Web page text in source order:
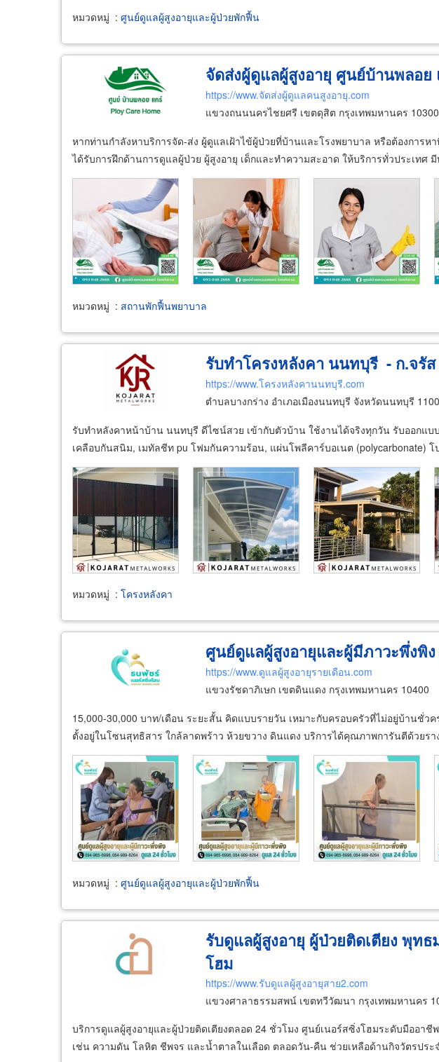
หมวดหมู่ : ศูนย์ดูแลผู้สูงอายุและผู้ป่วยพักฟื้น
จัดส่งผู้ดูแลผู้สูงอายุ ศูนย์บ้านพลอย
https://www.จัดส่งผู้ดูแลคนสูงอายุ.com
แขวงถนนนครไชยศรี เขตดุสิต กรุงเทพมหานคร 10300
หากท่านกำลังหาบริการจัด-ส่ง ผู้ดูแลเฝ้าไข้ผู้ป่วยที่บ้านและโรงพยาบาล หรือต้องการ
ได้รับการฝึกด้านการดูแลผู้ป่วย ผู้สูงอายุ เด็กและทำความสะอาด ให้บริการทั่วประเทศ
หมวดหมู่ : สถานพักฟื้นพยาบาล
รับทำโครงหลังคา นนทบุรี - ก.จรัส
https://www.โครงหลังคานนทบุรี.com
ตำบลบางกร่าง อำเภอเมืองนนทบุรี จังหวัดนนทบุรี
รับทำหลังคาหน้าบ้าน นนทบุรี ดีไซน์สวย เข้ากับตัวบ้าน ใช้งานได้จริงทุกวัน รับออกแ
เคลือบกันสนิม, เมทัลชีท pu โฟมกันความร้อน, แผ่นโพลีคาร์บอเนต (polycarbonate)
หมวดหมู่ : โครงหลังคา
ศูนย์ดูแลผู้สูงอายุและผู้มีภาวะพึ่งพิ
https://www.ดูแลผู้สูงอายุรายเดือน.com
แขวงรัชดาภิเษก เขตดินแดง กรุงเทพมหานคร 10400
15,000-30,000 บาท/เดือน ระยะสั้น คิดแบบรายวัน เหมาะกับครอบครัวที่ไม่อยู่บ้านชั่
ตั้งอยู่ในโซนสุทธิสาร ใกล้ลาดพร้าว ห้วยขวาง ดินแดง บริการได้คุณภาพการันตีด้วยรา
หมวดหมู่ : ศูนย์ดูแลผู้สูงอายุและผู้ป่วยพักฟื้น
รับดูแลผู้สูงอายุ ผู้ป่วยติดเตียง พุท
โฮม
https://www.รับดูแลผู้สูงอายุสาย2.com
แขวงศาลาธรรมสพน์ เขตทวีวัฒนา กรุงเทพมหานคร
บริการดูแลผู้สูงอายุและผู้ป่วยติดเตียงตลอด 24 ชั่วโมง ศูนย์เนอร์สซิ่งโฮมระดับมืออ
เช่น ความดัน โลหิต ชีพจร และน้ำตาลในเลือด ตลอดวัน-คืน ช่วยเหลือด้านกิจวัตรปร